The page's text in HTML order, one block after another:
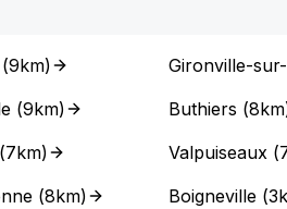
(9km)
(9km)
(7km)
(8km)
Gironville-
Buthiers (8km
Valpuiseaux(
Boigneville(